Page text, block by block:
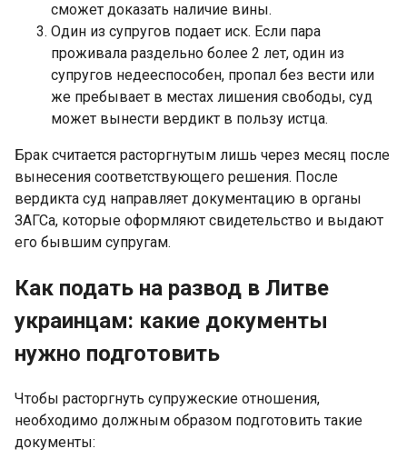
сможет доказать наличие вины.
Один из супругов подает иск. Если пара
проживала раздельно более 2 лет, один из
супругов недееспособен, пропал без вести или
же пребывает в местах лишения свободы, суд
может вынести вердикт в пользу истца.
Брак считается расторгнутым лишь через месяц после
вынесения соответствующего решения. После
вердикта суд направляет документацию в органы
ЗАГСа, которые оформляют свидетельство и выдают
его бывшим супругам.
Как подать на развод в Литве
украинцам: какие документы
нужно подготовить
Чтобы расторгнуть супружеские отношения,
необходимо должным образом подготовить такие
документы: